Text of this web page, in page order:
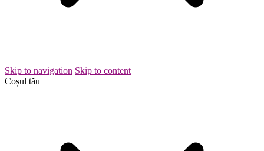
Skip to navigation Skip to content
Coșul tău